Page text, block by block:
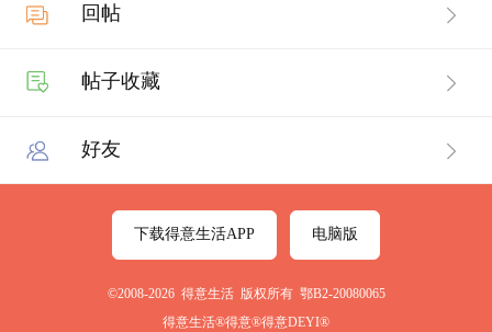
回帖
帖子收藏
好友
下载得意生活APP 电脑版
©2008-2026 得意生活 版权所有 鄂B2-20080065
得意生活®得意®得意DEYI®